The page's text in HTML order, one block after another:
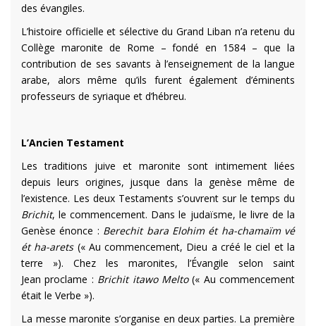
des évangiles.
L’histoire officielle et sélective du Grand Liban n’a retenu du
Collège maronite de Rome – fondé en 1584 – que la
contribution de ses savants à l’enseignement de la langue
arabe, alors même qu’ils furent également d’éminents
professeurs de syriaque et d’hébreu.
L’Ancien Testament
Les traditions juive et maronite sont intimement liées
depuis leurs origines, jusque dans la genèse même de
l’existence. Les deux Testaments s’ouvrent sur le temps du
Brichit, le commencement. Dans le judaïsme, le livre de la
Genèse énonce : Berechit bara Elohim ét ha-chamaïm vé
ét ha-arets(« Au commencement, Dieu a créé le ciel et la
terre »). Chez les maronites, l’Évangile selon saint
Jean proclame : Brichit itawo Melto(« Au commencement
était le Verbe »).
La messe maronite s’organise en deux parties. La première